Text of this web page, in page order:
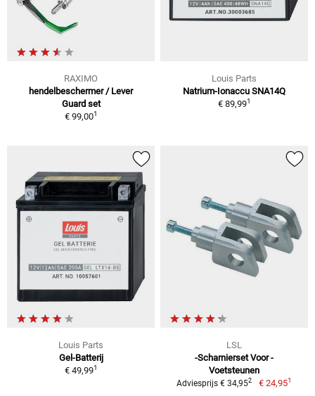
RAXIMO
hendelbeschermer / Lever
Guard set
€ 99,001
Louis Parts
Natrium-Ionaccu SNA14Q
€ 89,991
Louis Parts
Gel-Batterij
€ 49,991
LSL
-Scharnierset Voor -
Voetsteunen
Adviesprijs € 34,952 € 24,951